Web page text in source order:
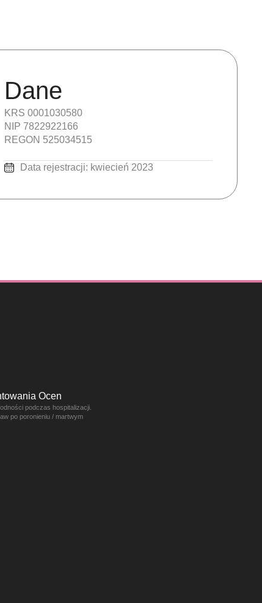
Dane
KRS 0001030580
NIP 7822922166
REGON 525034515
Data rejestracji: kwiecień 2023
Ocen
podczas hospitalizacji.
po poronieniu / martwym